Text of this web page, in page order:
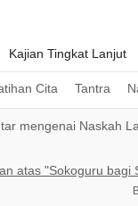
Cita Tantra
Kajian Tingkat Lanjut
mengenai Naskah
atas "Sokoguru bagi